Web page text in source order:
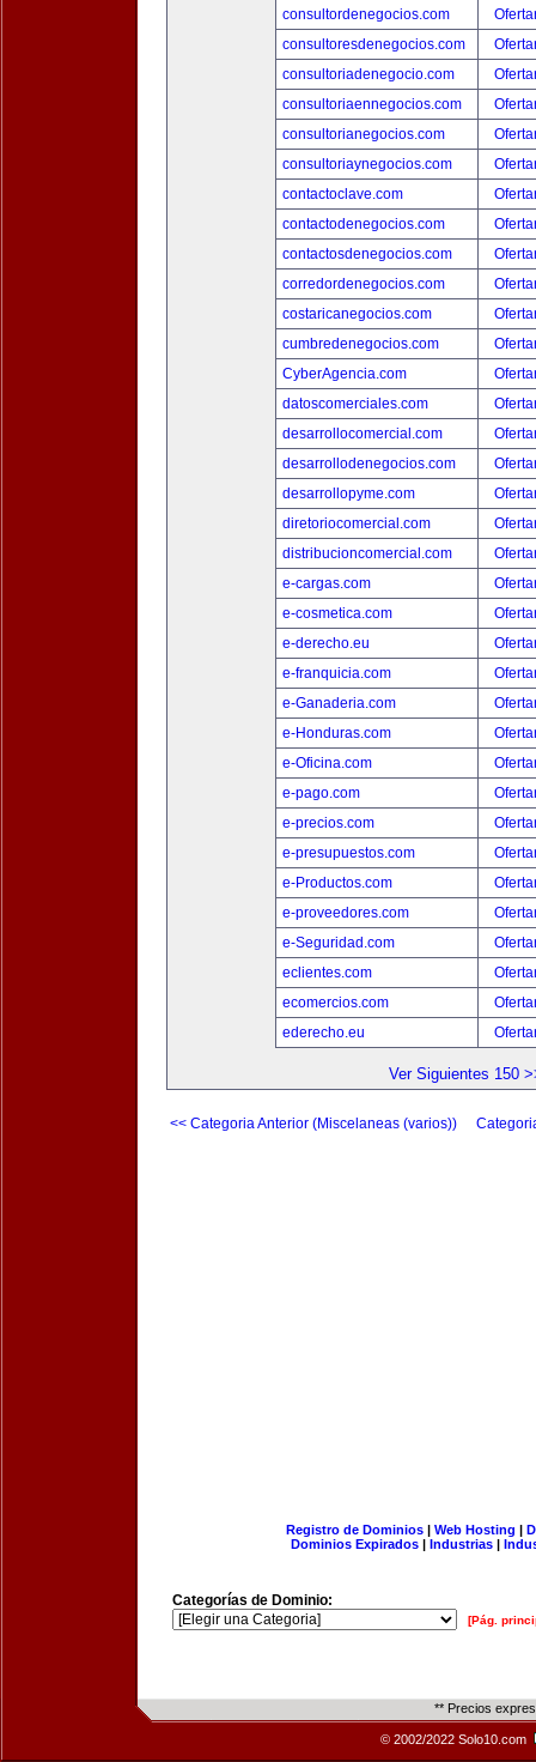
consultordenegocios.com
consultoresdenegocios.com
consultoriadenegocio.com
consultoriaennegocios.com
consultorianegocios.com
consultoriaynegocios.com
contactoclave.com
contactodenegocios.com
contactosdenegocios.com
corredordenegocios.com
costaricanegocios.com
cumbredenegocios.com
CyberAgencia.com
datoscomerciales.com
desarrollocomercial.com
desarrollodenegocios.com
desarrollopyme.com
diretoriocomercial.com
distribucioncomercial.com
e-cargas.com
e-cosmetica.com
e-derecho.eu
e-franquicia.com
e-Ganaderia.com
e-Honduras.com
e-Oficina.com
e-pago.com
e-precios.com
e-presupuestos.com
e-Productos.com
e-proveedores.com
e-Seguridad.com
eclientes.com
ecomercios.com
ederecho.eu
Ver Siguientes 150
<< Categoria Anterior (Miscelaneas (varios))
Registro de Dominios| Web Hosting |
Dominios Expirados | Industrias |
Categorías de Dominio:
[Pág.
** Precios
© 2002/2022 Solo10.com